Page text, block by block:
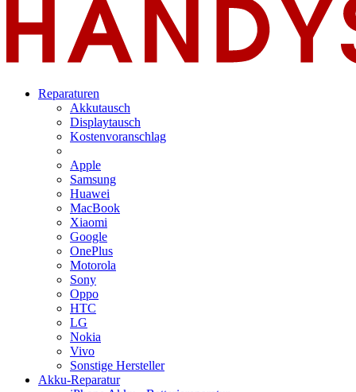
Reparaturen
Akkutausch
Displaytausch
Kostenvoranschlag
Apple
Samsung
Huawei
MacBook
Xiaomi
Google
OnePlus
Motorola
Sony
Oppo
HTC
LG
Nokia
Vivo
Sonstige Hersteller
Akku-Reparatur